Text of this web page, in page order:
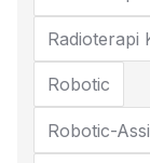
Radioterapi
Robotic
Robotic-